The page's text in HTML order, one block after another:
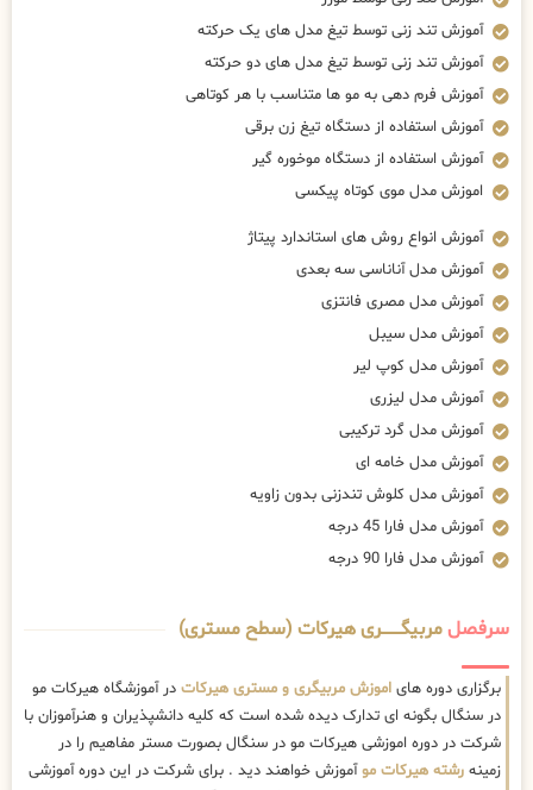
آموزش تند زنی توسط تیغ مدل های یک حرکته
آموزش تند زنی توسط تیغ مدل های دو حرکته
آموزش فرم دهی به مو ها متناسب با هر کوتاهی
آموزش استفاده از دستگاه تیغ زن برقی
آموزش استفاده از دستگاه موخوره گیر
اموزش مدل موی کوتاه پیکسی
آموزش انواع روش های استاندارد پیتاژ
آموزش مدل آناناسی سه بعدی
آموزش مدل مصری فانتزی
آموزش مدل سیبل
آموزش مدل کوپ لیر
آموزش مدل لیزری
آموزش مدل گرد ترکیبی
آموزش مدل خامه ای
آموزش مدل کلوش تندزنی بدون زاویه
آموزش مدل فارا 45 درجه
آموزش مدل فارا 90 درجه
سرفصلمربیگــــــــری هیرکات (سطح مستری)
برگزاری دوره های اموزش مربیگری و مستری هیرکات در آموزشگاه هیرکات مو
در سنگال بگونه ای تدارک دیده شده است که کلیه دانشپذیران و هنرآموزان با
شرکت در دوره اموزشی هیرکات مو در سنگال بصورت مستر مفاهیم را در
زمینه رشته هیرکات موآموزش خواهند دید . برای شرکت در این دوره آموزشی